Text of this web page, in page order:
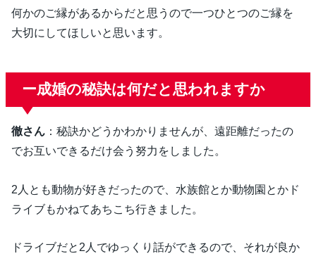
何かのご縁があるからだと思うので一つひとつのご縁を
大切にしてほしいと思います。
ー成婚の秘訣は何だと思われますか
徹さん ：秘訣かどうかわかりませんが、遠距離だったの
でお互いできるだけ会う努力をしました。
2人とも動物が好きだったので、水族館とか動物園とかド
ライブもかねてあちこち行きました。
ドライブだと2人でゆっくり話ができるので、それが良か